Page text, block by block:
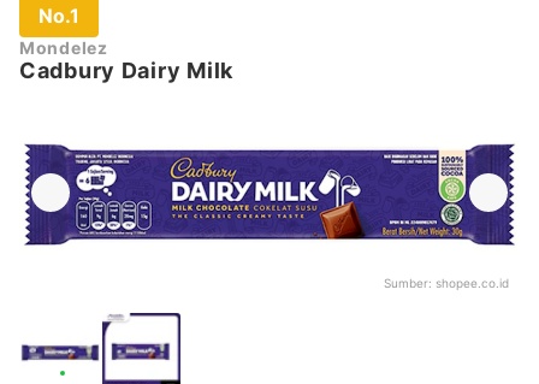
No.1
Mondelez
Cadbury Dairy Milk
Sumber: shopee.co.id